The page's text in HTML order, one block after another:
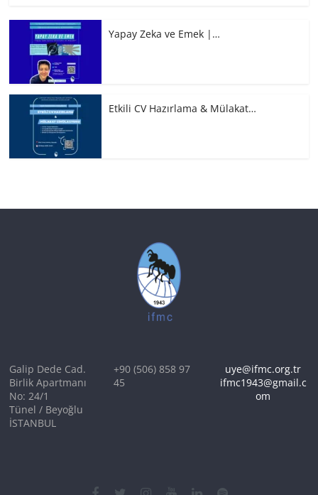
Yapay Zeka ve Emek |…
Etkili CV Hazırlama & Mülakat…
Galip Dede Cad.
Birlik Apartmanı
No: 24/1
Tünel / Beyoğlu
İSTANBUL
+90 (506) 858 97
45
uye@ifmc.org.tr
ifmc1943@gmail.c
om